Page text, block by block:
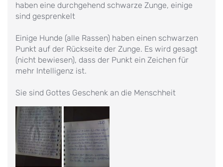
haben eine durchgehend schwarze Zunge, einige
sind gesprenkelt
Einige Hunde (alle Rassen) haben einen schwarzen
Punkt auf der Rückseite der Zunge. Es wird gesagt
(nicht bewiesen), dass der Punkt ein Zeichen für
mehr Intelligenz ist.
Sie sind Gottes Geschenk an die Menschheit